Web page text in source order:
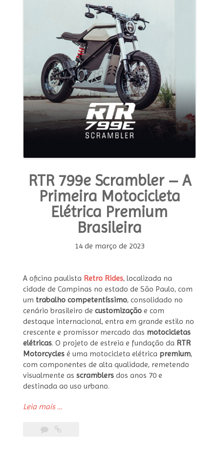
RTR 799e Scrambler – A
Primeira Motocicleta
Elétrica Premium
Brasileira
14 de março de 2023
A oficina paulista Retro Rides, localizada na
cidade de Campinas no estado de São Paulo, com
um trabalho competentíssimo, consolidado no
cenário brasileiro de customização e com
destaque internacional, entra em grande estilo no
crescente e promissor mercado das motocicletas
elétricas. O projeto de estreia e fundação da RTR
Motorcycles é uma motocicleta elétrica premium,
com componentes de alta qualidade, remetendo
visualmente as scramblers dos anos 70 e
destinada ao uso urbano.
Leia mais “RTR
Scrambler
…